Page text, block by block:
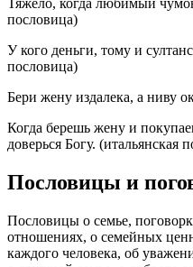
пословица)
У кого деньги, тому и
пословица)
Бери жену издалека, а ниву
Когда берешь жену и
доверься Богу. (итальянская
Пословицы и
Пословицы о семье,
отношениях, о семейных
каждого человека, об